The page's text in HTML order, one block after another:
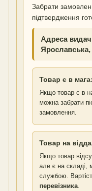
Забрати
підтвердження
Адреса
Ярославська,
Товар є в
Якщо товар є в
можна забрати
замовлення.
Товар на
Якщо товар
але є на складі,
службою.
перевізника